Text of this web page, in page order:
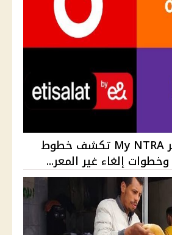
خدمة أرقامي عبر My NTRA تكشف خطوط
إلغاء غير المعر...